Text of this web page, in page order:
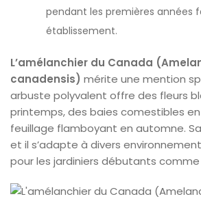
pendant les premières années
établissement.
L’amélanchier du Canada
canadensis) mérite une mention
arbuste polyvalent offre des fleurs
printemps, des baies comestibles
feuillage flamboyant en automne.
et il s’adapte à divers
pour les jardiniers débutants